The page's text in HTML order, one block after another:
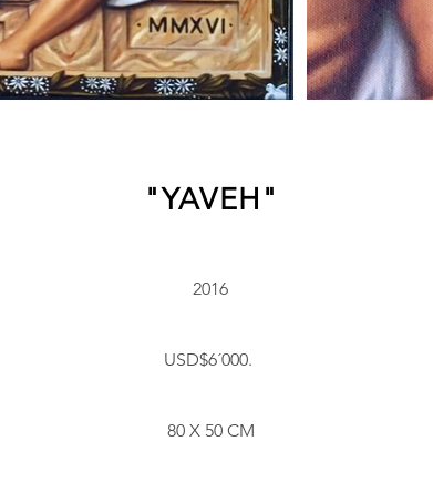
"YAVEH"
2016
USD$6´000. ​
80 X 50 CM